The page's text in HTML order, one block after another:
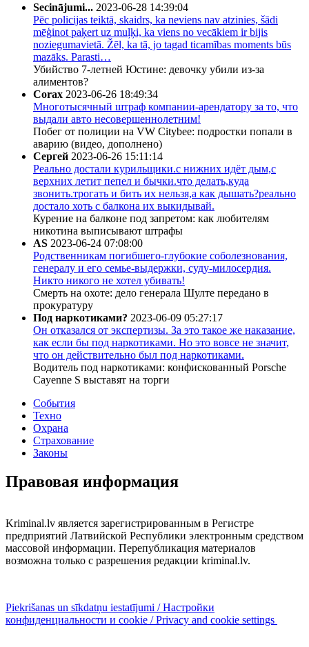
Secinājumi... 2023-06-28 14:39:04
Pēc policijas teiktā, skaidrs, ka neviens nav atzinies, šādi
mēģinot paķert uz muļķi, ka viens no vecākiem ir bijis
noziegumavietā. Žēl, ka tā, jo tagad ticamības moments būs
mazāks. Parasti…
Убийство 7-летней Юстине: девочку убили из-за
алиментов?
Corax 2023-06-26 18:49:34
Многотысячный штраф компании-арендатору за то, что
выдали авто несовершеннолетним!
Побег от полиции на VW Citybee: подростки попали в
аварию (видео, дополнено)
Сергей 2023-06-26 15:11:14
Реально достали курильщики.с нижних идёт дым,с
верхних летит пепел и бычки.что делать,куда
звонить.трогать и бить их нельзя,а как дышать?реально
достало хоть с балкона их выкидывай.
Курение на балконе под запретом: как любителям
никотина выписывают штрафы
AS 2023-06-24 07:08:00
Родственникам погибшего-глубокие соболезнования,
генералу и его семье-выдержки, суду-милосердия.
Никто никого не хотел убивать!
Смерть на охоте: дело генерала Шулте передано в
прокуратуру
Под наркотиками? 2023-06-09 05:27:17
Он отказался от экспертизы. За это такое же наказание,
как если бы под наркотиками. Но это вовсе не значит,
что он действительно был под наркотиками.
Водитель под наркотиками: конфискованный Porsche
Cayenne S выставят на торги
События
Техно
Охрана
Страхование
Законы
Правовая информация
Kriminal.lv является зарегистрированным в Регистре
предприятий Латвийской Республики электронным средством
массовой информации. Перепубликация материалов
возможна только с разрешения редакции kriminal.lv.
Piekrišanas un sīkdatņu iestatījumi / Настройки
конфиденциальности и cookie / Privacy and cookie settings